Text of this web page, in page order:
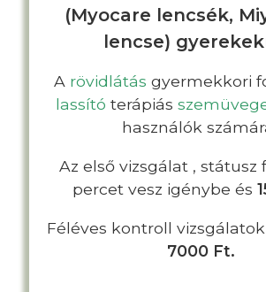
(Myocare lencsék,
lencse)
A rövidlátás gyermekkori
lassító terápiás
használók
Az első vizsgálat , státusz
percet vesz igénybe és
Féléves kontroll
7000 Ft.